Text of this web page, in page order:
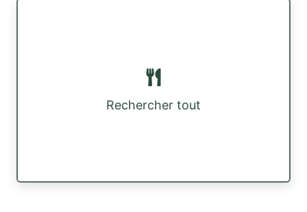
Rechercher tout